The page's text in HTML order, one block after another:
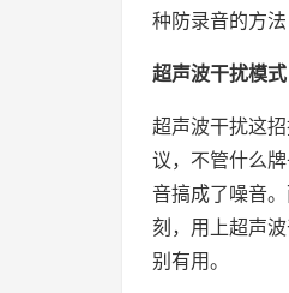
种防录音的方
超声波干扰模式
超声波干扰这
议，不管什么
音搞成了噪音
刻，用上超声
别有用。